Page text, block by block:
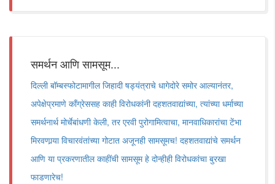
समर्थन आणि सामसूम...
दिल्ली बॉम्बस्फोटामागील जिहादी षड्यंत्राचे धागेदोरे समोर आल्यानंतर,
अपेक्षेप्रमाणे काँग्रेससह काही विरोधकांनी दहशतवाद्यांच्या, त्यांच्या धर्माच्या
समर्थनार्थ मोर्चेबांधणी केली, तर एरवी पुरोगामित्वाचा, मानवाधिकारांचा टेंभा
मिरवणार्‍या विचारवंतांच्या गोटात अजूनही सामसूमच! दहशतवाद्यांचे समर्थन
आणि या प्रकरणातील काहींची सामसूम हे दोन्हीही विरोधकांचा बुरखा
फाडणारेच!